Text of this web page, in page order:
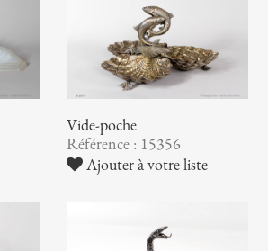
Vide-poche
Référence : 15356
Ajouter à votre liste